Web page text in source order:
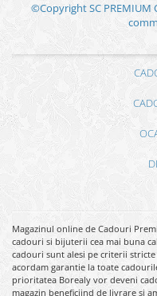
©Copyright SC PREMIUM
Magazinul online de Cadouri
cadouri si bijuterii cea mai buna
cadouri sunt alesi pe criterii
acordam garantie la toate
prioritatea Borealy vor deveni
magazin beneficiind de livrare si